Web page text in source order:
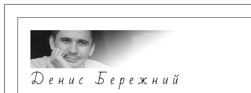
Денис Бережний